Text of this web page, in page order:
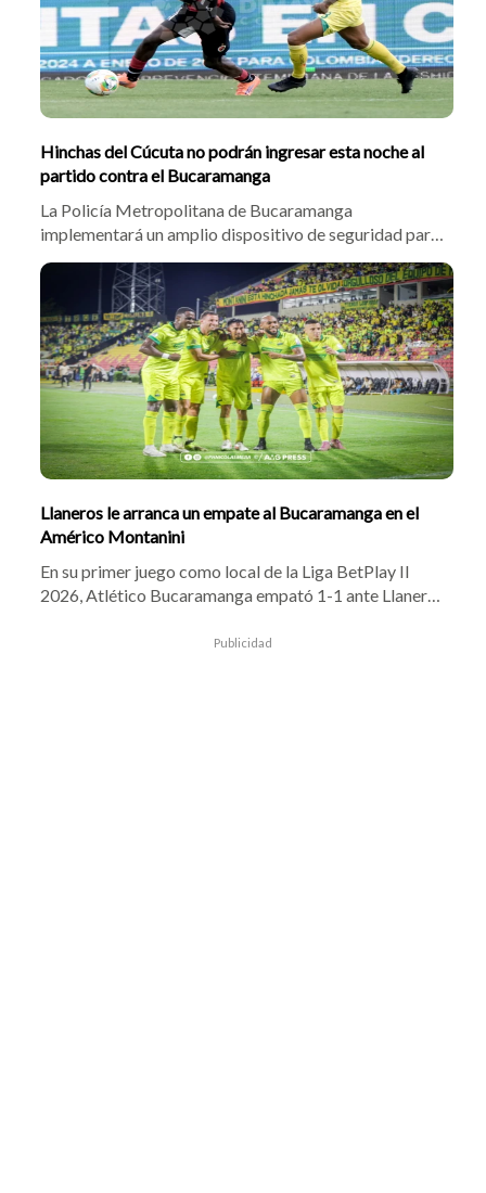
Hinchas del Cúcuta no podrán ingresar esta noche al
partido contra el Bucaramanga
La Policía Metropolitana de Bucaramanga
implementará un amplio dispositivo de seguridad para
el partido entre Atlético Bucaramanga y Cúcuta
Deportivo. Habrá controles dentro y fuera del estadio,
patrullajes y vigilancia permanente, además de la
prohibición del ingreso de hinchada visitante.
Llaneros le arranca un empate al Bucaramanga en el
Américo Montanini
En su primer juego como local de la Liga BetPlay II
2026, Atlético Bucaramanga empató 1-1 ante Llaneros
inicial de la visita y la lesión de Omar Albornoz, Fabián
Publicidad